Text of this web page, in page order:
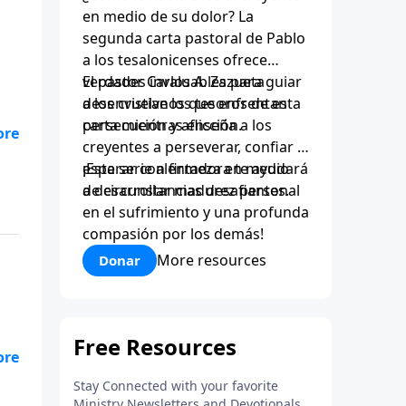
en medio de su dolor? La
segunda carta pastoral de Pablo
a los tesalonicenses ofrece
verdades invaluables para guiar
a los cristianos que enfrentan
persecución y aflicción.
El pastor Carlos A. Zazueta
desenvuelve los tesoros de esta
carta mientras enseña a los
creyentes a perseverar, confiar y
esperar con firmeza en medio
de circunstancias desafiantes.
¡Esta serie alentadora te ayudará
a desarrollar madurez personal
en el sufrimiento y una profunda
compasión por los demás!
Donar More resources